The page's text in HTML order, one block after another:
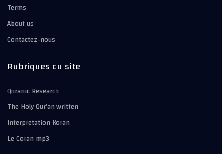
Terms
About us
Contactez-nous
Rubriques du site
Quranic Research
The Holy Qur’an written
Interpretation Koran
Le Coran mp3